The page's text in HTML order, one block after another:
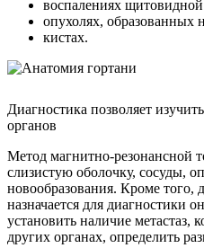
воспалениях
опухолях, образованных
кистах.
Диагностика позволяет
органов
Метод магнитно-резонансной
слизистую оболочку, сосуды,
новообразования. Кроме того,
назначается для диагностики
установить наличие метастаз,
других органах, определить